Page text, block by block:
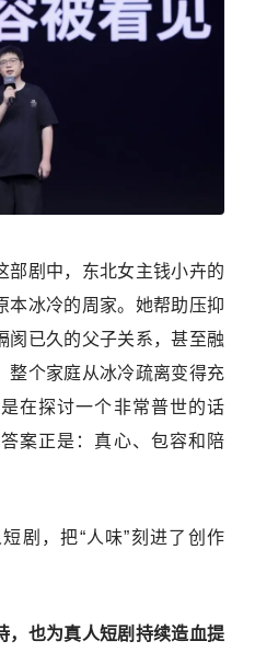
部剧中，东北女主钱小卉的
本冰冷的周家。她帮助压抑
阂已久的父子关系，甚至融
整个家庭从冰冷疏离变得充
在探讨一个非常普世的话
案正是：真心、包容和陪
剧，把“人味”刻进了创作
，也为真人短剧持续造血提